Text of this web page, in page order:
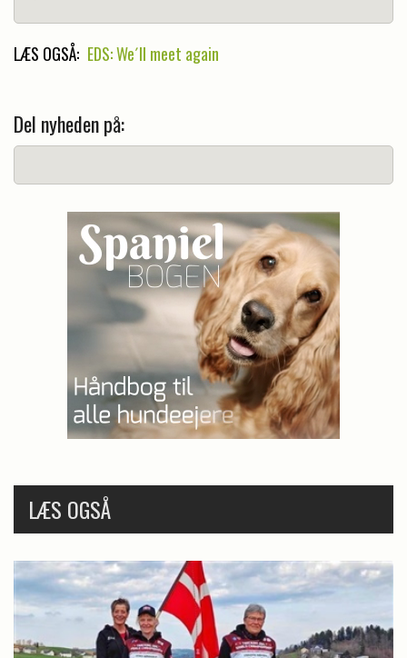
LÆS OGSÅ: EDS: We´ll meet again
Del nyheden på:
LÆS OGSÅ